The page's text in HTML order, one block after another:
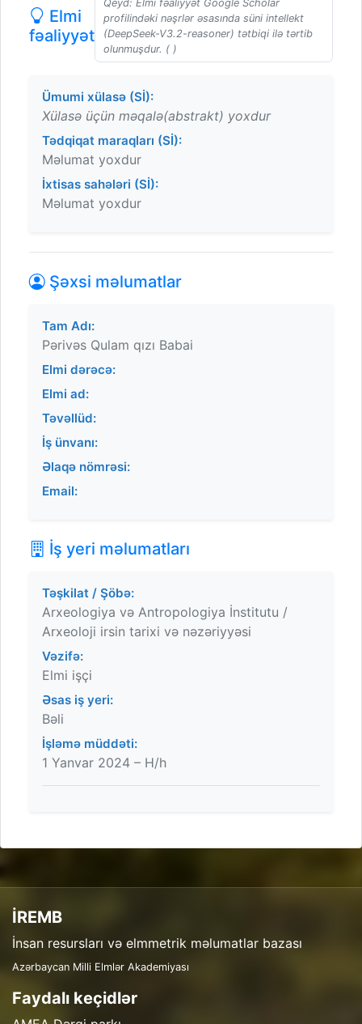
Elmi
fəaliyyət
Qeyd: Elmi fəaliyyət Google Scholar
profilindəki nəşrlər əsasında süni intellekt
(DeepSeek-V3.2-reasoner) tətbiqi ilə tərtib
olunmuşdur. ( )
Ümumi xülasə (Sİ):
Xülasə üçün məqalə(abstrakt) yoxdur
Tədqiqat maraqları (Sİ):
Məlumat yoxdur
İxtisas sahələri (Sİ):
Məlumat yoxdur
Şəxsi məlumatlar
Tam Adı:
Pərivəs Qulam qızı Babai
Elmi dərəcə:
Elmi ad:
Təvəllüd:
İş ünvanı:
Əlaqə nömrəsi:
Email:
İş yeri məlumatları
Təşkilat / Şöbə:
Arxeologiya və Antropologiya İnstitutu /
Arxeoloji irsin tarixi və nəzəriyyəsi
Vəzifə:
Elmi işçi
Əsas iş yeri:
Bəli
İşləmə müddəti:
1 Yanvar 2024 – H/h
İREMB
İnsan resursları və elmmetrik məlumatlar bazası
Azərbaycan Milli Elmlər Akademiyası
Faydalı keçidlər